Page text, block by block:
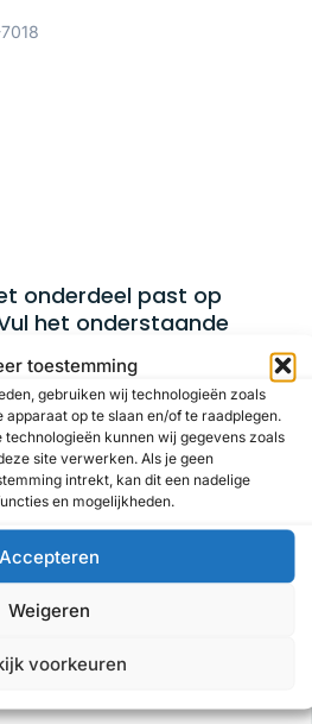
toestemming
gebruiken wij technologieën zoals
op te slaan en/of te raadplegen.
kunnen wij gegevens zoals
site verwerken. Als je geen
intrekt, kan dit een nadelige
en mogelijkheden.
Accepteren
Weigeren
voorkeuren
onderdeel past op
het onderstaande
we nemen zo snel
met u op!